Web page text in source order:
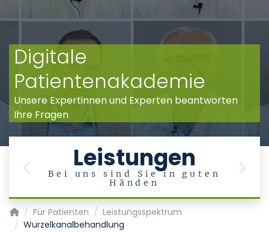
Digitale
Patientenakademie
Unsere Expertinnen und Experten beantworten
Ihre Fragen
Leistungen
Bei uns sind Sie in guten
Händen
Previous Next
Klinik für Zahnerhaltung, Parodontologie und Präventive
Für Patienten
Leistungsspektrum
Wurzelkanalbehandlung